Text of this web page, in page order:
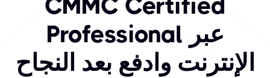
CMMC Certified
Professional عبر
الإنترنت وادفع بعد النجاح